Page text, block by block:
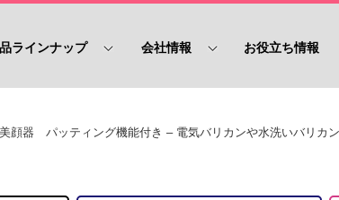
ラインナップ 会社情報 お役立ち情報
顔器 パッティング機能付き – 電気バリカンや水洗いバリカ